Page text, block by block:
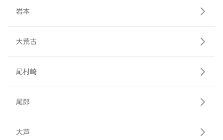
岩本
大荒古
尾村崎
尾郎
大芦